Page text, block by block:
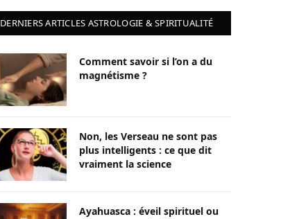
DERNIERS ARTICLES ASTROLOGIE & SPIRITUALITÉ
Comment savoir si l’on a du
magnétisme ?
Non, les Verseau ne sont pas
plus intelligents : ce que dit
vraiment la science
Ayahuasca : éveil spirituel ou